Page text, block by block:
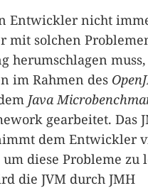
Entwickler nicht
mit solchen
herumschlagen
im Rahmen des
Java
gearbeitet. Das
dem Entwickler
diese Probleme zu
die JVM durch JMH